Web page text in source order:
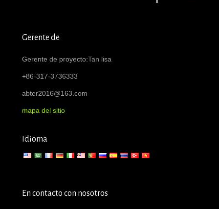
Gerente de
Gerente de proyecto:Tan lisa
+86-317-3736333
abter2016@163.com
mapa del sitio
Idioma
En contacto con nosotros